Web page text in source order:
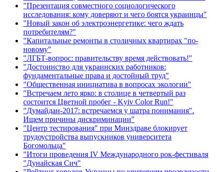
"Презентация совместного социологического
исследования: кому доверяют и чего боятся украинцы"
"Новый закон об электроэнергетике: чего ждать
потребителям?"
"Капитальные ремонты в столичных квартирах "по-
новому"
"ЛГБТ-вопрос: правительству время действовать!"
"Достоинство для украинских работников:
фундаментальные права и достойный труд"
"Общественная инициатива в вопросах экологии"
"Встречаем лето ярко: в столице в четвертый раз
состоится Цветной пробег - Kyiv Color Run!"
"Думайдан-2017: встречаемся у шатра понимания".
Ищем причины дискриминации"
"Центр тестирования" при Минздраве блокирует
трудоустройства выпускников университета
Богомольца"
"Итоги проведения IV Международного рок-фестиваля
"Дунайская Сич"